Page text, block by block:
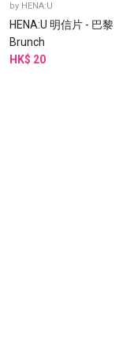
by HENA:U
HENA:U 明信片 - 巴黎
Brunch
HK$ 20